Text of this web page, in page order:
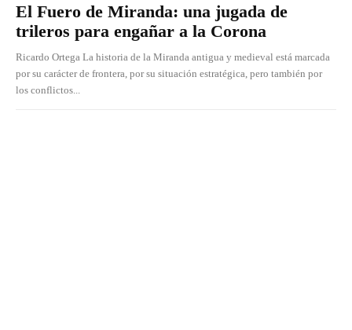
El Fuero de Miranda: una jugada de
trileros para engañar a la Corona
Ricardo Ortega La historia de la Miranda antigua y medieval está marcada
por su carácter de frontera, por su situación estratégica, pero también por
los conflictos...